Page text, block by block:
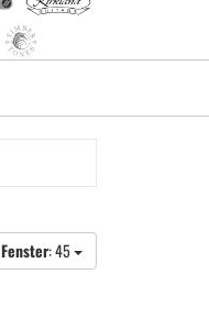
Fenster: 45